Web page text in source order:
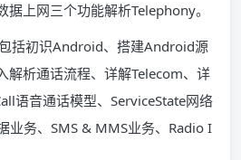
上网三个功能解析Telephony。
括初识Android、搭建Android源
解析通话流程、详解Telecom、详
语音通话模型、ServiceState网络
业务、SMS & MMS业务、Radio I